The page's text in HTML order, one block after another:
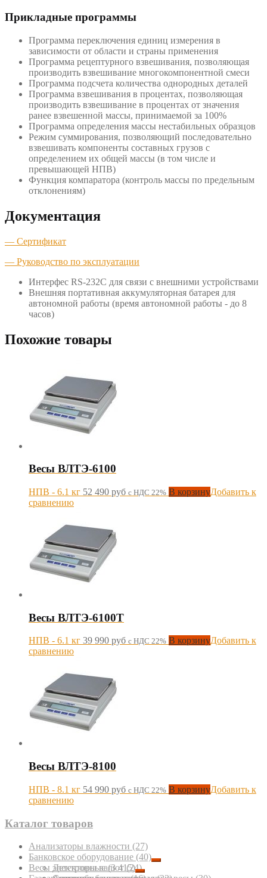
Прикладные программы
Программа переключения единиц измерения в
зависимости от области и страны применения
Программа рецептурного взвешивания, позволяющая
производить взвешивание многокомпонентной смеси
Программа подсчета количества однородных деталей
Программа взвешивания в процентах, позволяющая
производить взвешивание в процентах от значения
ранее взвешенной массы, принимаемой за 100%
Программа определения массы нестабильных образцов
Режим суммирования, позволяющий последовательно
взвешивать компоненты составных грузов с
определением их общей массы (в том числе и
превышающей НПВ)
Функция компаратора (контроль массы по предельным
отклонениям)
Документация
— Сертификат
— Руководство по эксплуатации
Интерфес RS-232C для связи с внешними устройствами
Внешняя портативная аккумуляторная батарея для
автономной работы (время автономной работы - до 8
часов)
Похожие товары
Весы ВЛТЭ-6100
НПВ - 6.1 кг 52 490 руб с НДС 22% В корзинуДобавить к
сравнению
Весы ВЛТЭ-6100Т
НПВ - 6.1 кг 39 990 руб с НДС 22% В корзинуДобавить к
сравнению
Весы ВЛТЭ-8100
НПВ - 8.1 кг 54 990 руб с НДС 22% В корзинуДобавить к
сравнению
Каталог товаров
Анализаторы влажности (27)
Банковское оборудование (40)
Детекторы валют(24)
Весы электронные(3 415)